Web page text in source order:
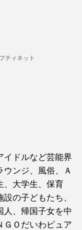
イドルなど芸能界
ンジ、風俗、Ａ
、大学生、保育
の子どもたち、
人、帰国子女を中
ＧＯだいわピュア